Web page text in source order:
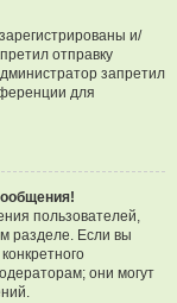
и/
отправку
запретил
для
пользователей,
разделе. Если вы
они могут